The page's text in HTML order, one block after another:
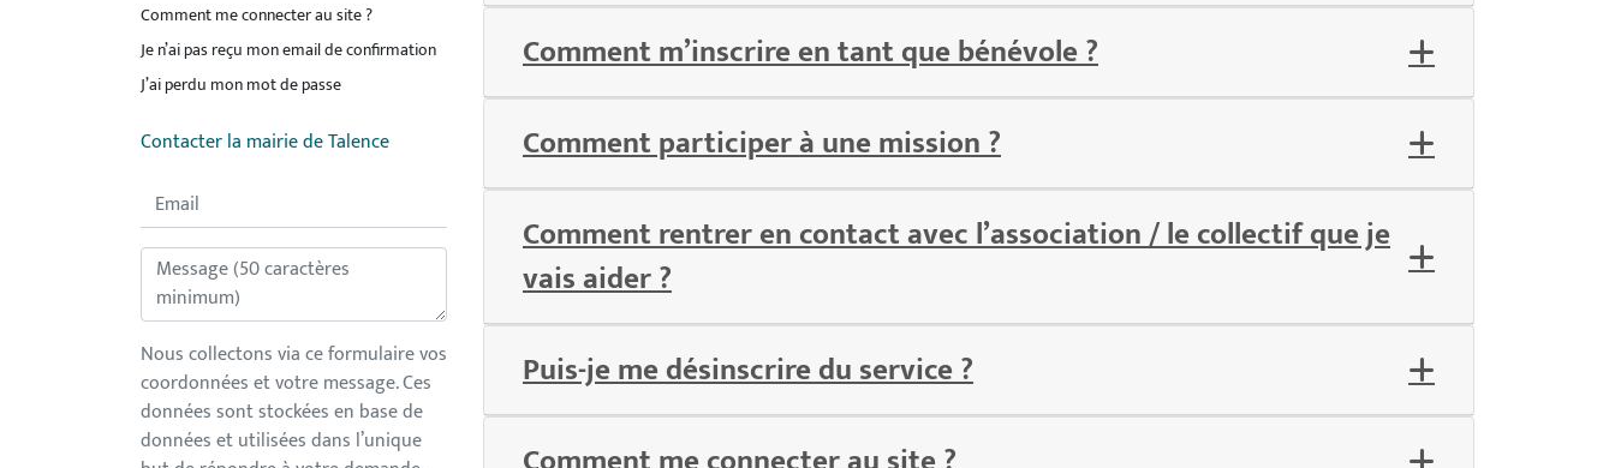
Comment me connecter au site ?
Je n’ai pas reçu mon email de confirmation
J’ai perdu mon mot de passe
Contacter la mairie de Talence
Si vous
êtes un
être
humain,
Nous collectons via ce formulaire vos
coordonnées et votre message. Ces
données sont stockées en base de
données et utilisées dans l’unique
Comment m’inscrire en tant que bénévole ?
Comment participer à une mission ?
Comment rentrer en contact avec l’association / le collectif que je
vais aider ?
Puis-je me désinscrire du service ?